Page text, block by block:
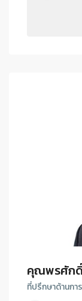
คุณพรศักดิ์
ที่ปรึกษาด้านก